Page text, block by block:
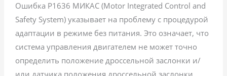
Ошибка P1636 МИКАС (Motor Integrated Control and
Safety System) указывает на проблему с процедурой
адаптации в режиме без питания. Это означает, что
система управления двигателем не может точно
определить положение дроссельной заслонки и/